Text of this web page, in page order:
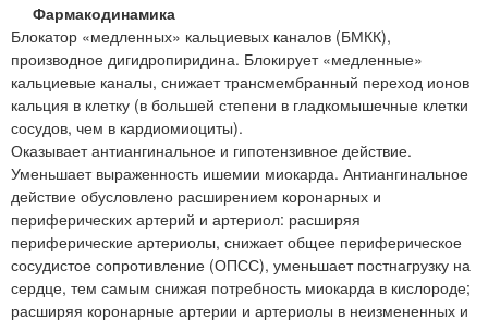
Фармакодинамика
Блокатор «медленных» кальциевых каналов (БМКК),
производное дигидропиридина. Блокирует «медленные»
кальциевые каналы, снижает трансмембранный переход ионов
кальция в клетку (в большей степени в гладкомышечные клетки
сосудов, чем в кардиомиоциты).
Оказывает антиангинальное и гипотензивное действие.
Уменьшает выраженность ишемии миокарда. Антиангинальное
действие обусловлено расширением коронарных и
периферических артерий и артериол: расширяя
периферические артериолы, снижает общее периферическое
сосудистое сопротивление (ОПСС), уменьшает постнагрузку на
сердце, тем самым снижая потребность миокарда в кислороде;
расширяя коронарные артерии и артериолы в неизмененных и